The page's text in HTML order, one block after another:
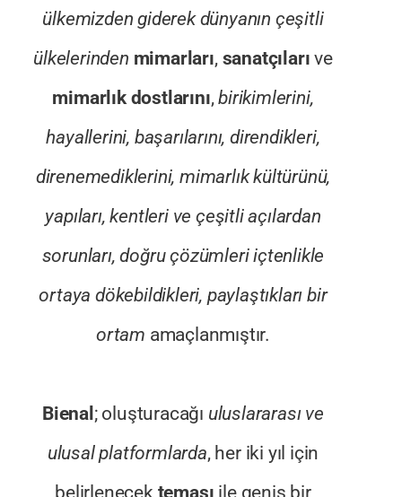
ülkemizden giderek dünyanın çeşitli
ülkelerinden mimarları, sanatçıları ve
mimarlık dostlarını,birikimlerini,
hayallerini, başarılarını, direndikleri,
direnemediklerini, mimarlık kültürünü,
yapıları, kentleri ve çeşitli açılardan
sorunları, doğru çözümleri içtenlikle
ortaya dökebildikleri, paylaştıkları bir
ortam amaçlanmıştır.
Bienal ; oluşturacağı uluslararası ve
ulusal platformlarda, her iki yıl için
belirlenecek teması ile geniş bir